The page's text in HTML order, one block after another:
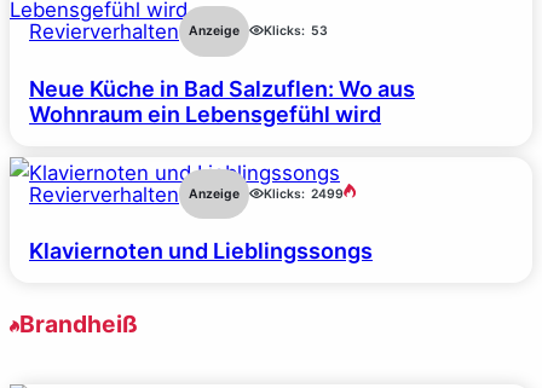
Revierverhalten Anzeige Klicks: 53
Neue Küche in Bad Salzuflen: Wo aus
Wohnraum ein Lebensgefühl wird
Revierverhalten Anzeige Klicks: 2499
Klaviernoten und Lieblingssongs
Brandheiß